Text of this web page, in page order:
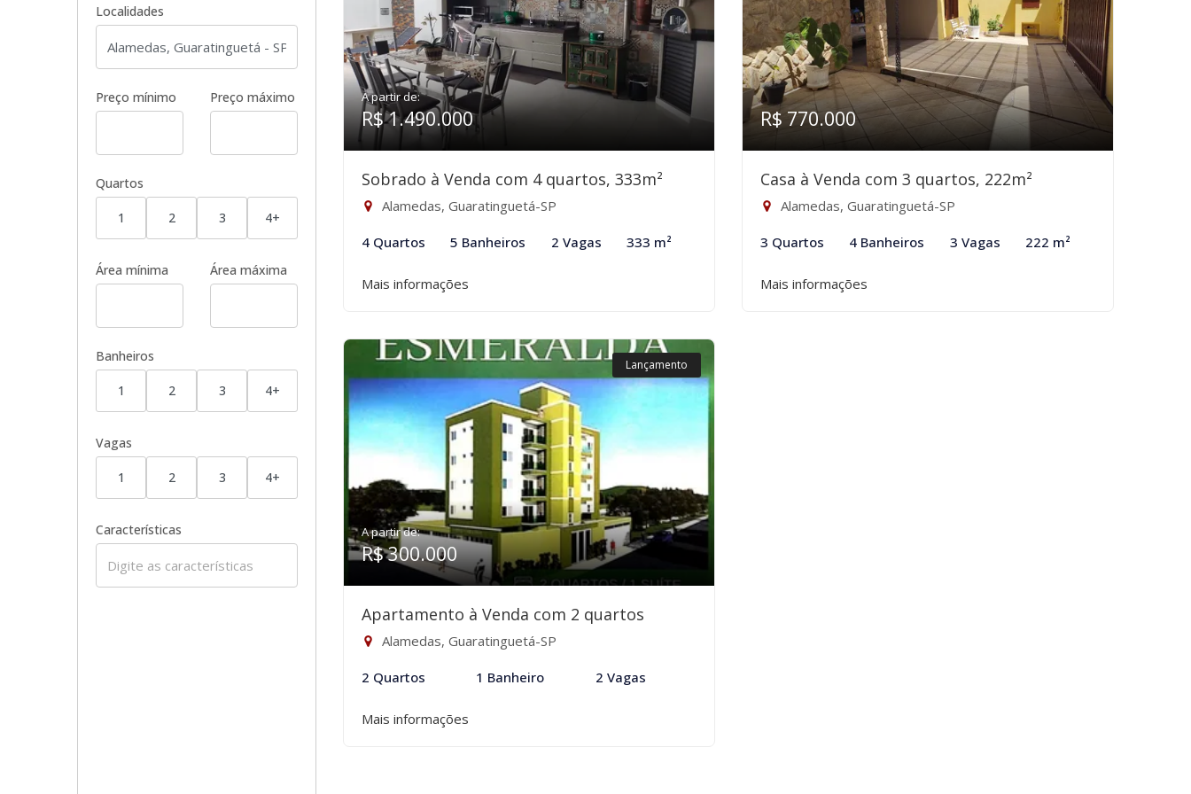
Localidades
Preço mínimo Preço máximo
Quartos
1 2 3 4+
Área mínima Área máxima
Banheiros
1 2 3 4+
Vagas
1 2 3 4+
Características
A partir de:
R$ 1.490.000
Sobrado à Venda com 4 quartos, 333m²
Alamedas, Guaratinguetá-SP
4 Quartos 5 Banheiros 2 Vagas 333 m²
Mais informações
R$ 770.000
Casa à Venda com 3 quartos, 222m²
Alamedas, Guaratinguetá-SP
3 Quartos 4 Banheiros 3 Vagas 222 m²
Mais informações
Lançamento
A partir de:
R$ 300.000
Apartamento à Venda com 2 quartos
Alamedas, Guaratinguetá-SP
2 Quartos 1 Banheiro 2 Vagas
Mais informações